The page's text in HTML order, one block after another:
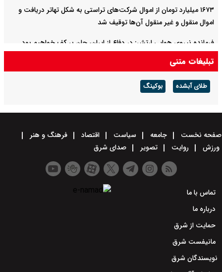
۱۶۷۳ میلیارد تومان از اموال شرکت‌های تراستی به شکل تهاتر دریافت و
اموال منقول و غیر منقول آن‌ها توقیف شد
فرمانده نیروی هوایی ارتش: در دفاع از ایران، جان بر کف خواهیم بود
حمله حسین شریعتمداری به مذاکرات ایران و عمان درباره تنگه هرمز:
تبلیغات متنی
طلای آبشده بوکینگ
صفحه نخست جامعه سیاست اقتصاد
فرهنگ و هنر
ورزش
روایت تصویر صدای شرق
تماس با ما
درباره ما
حمایت از شرق
مانیفست شرق
نویسندگان شرق